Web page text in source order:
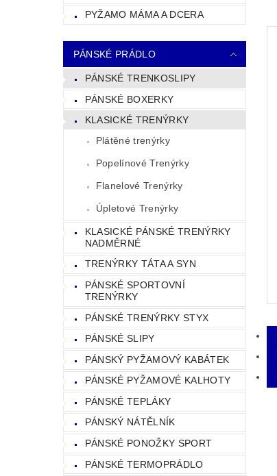
PYŽAMO MÁMA A DCERA
PÁNSKÉ PRÁDLO
PÁNSKÉ TRENKOSLIPY
PÁNSKÉ BOXERKY
KLASICKÉ TRENÝRKY
Plátěné trenýrky
Popelínové Trenýrky
Flanelové Trenýrky
Úpletové Trenýrky
KLASICKÉ PÁNSKÉ TRENÝRKY
NADMĚRNÉ
TRENÝRKY TÁTA A SYN
PÁNSKÉ SPORTOVNÍ
TRENÝRKY
PÁNSKÉ TRENÝRKY STYX
PÁNSKÉ SLIPY
PÁNSKÝ PYŽAMOVÝ KABÁTEK
PÁNSKÉ PYŽAMOVÉ KALHOTY
PÁNSKÉ TEPLÁKY
PÁNSKÝ NÁTĚLNÍK
PÁNSKÉ PONOŽKY SPORT
PÁNSKÉ TERMOPRÁDLO